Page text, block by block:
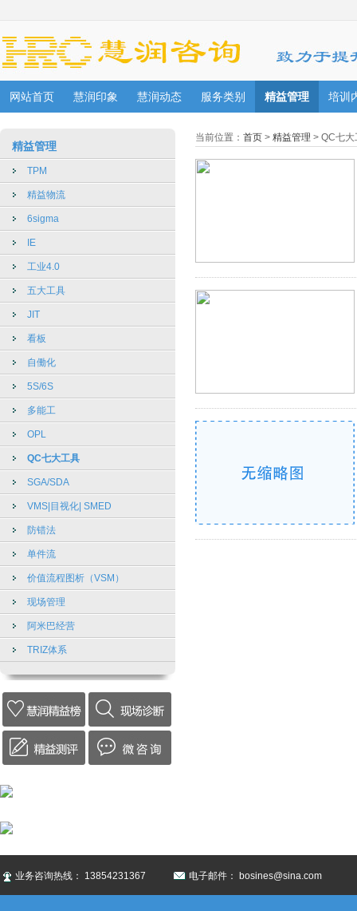
网站首页 慧润印象 慧润动态 服务类别 精益管理 培训
精益管理
TPM
精益物流
6sigma
IE
工业4.0
五大工具
JIT
看板
自働化
5S/6S
多能工
OPL
QC七大工具
SGA/SDA
VMS|目视化| SMED
防错法
单件流
价值流程图析（VSM）
现场管理
阿米巴经营
TRIZ体系
当前位置： 首页 > 精益管理 > QC七大
业务咨询热线： 13854231367 电子邮件： bosines@sina.com